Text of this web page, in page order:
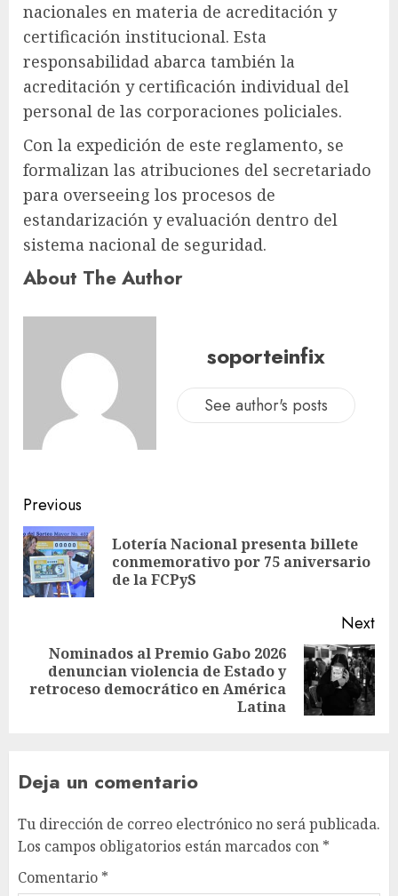
nacionales en materia de acreditación y
certificación institucional. Esta
responsabilidad abarca también la
acreditación y certificación individual del
personal de las corporaciones policiales.
Con la expedición de este reglamento, se
formalizan las atribuciones del secretariado
para overseeing los procesos de
estandarización y evaluación dentro del
sistema nacional de seguridad.
About The Author
soporteinfix
See author's posts
Previous
Lotería Nacional presenta billete
conmemorativo por 75 aniversario
de la FCPyS
Next
Nominados al Premio Gabo 2026
denuncian violencia de Estado y
retroceso democrático en América
Latina
Deja un comentario
Tu dirección de correo electrónico no será publicada.
Los campos obligatorios están marcados con *
Comentario *